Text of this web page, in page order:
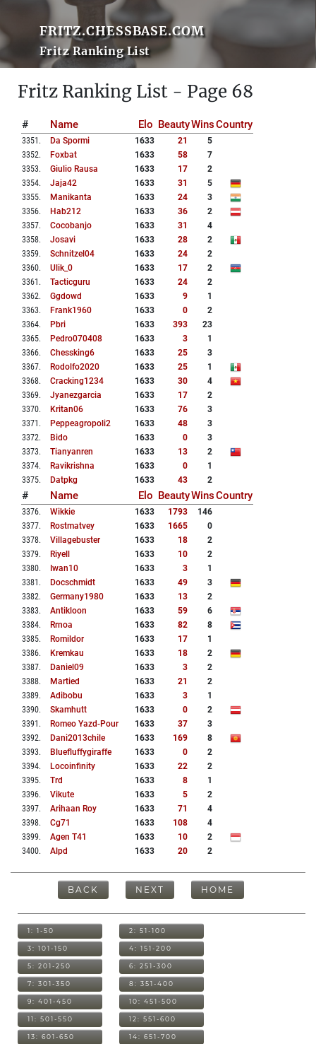
FRITZ.CHESSBASE.COM
Fritz Ranking List
Fritz Ranking List - Page 68
# Name Elo BeautyWinsCountry
3351 . Da Spormi 1633 21
5
3352. Foxbat 1633 58
7
3353. Giulio Rausa 1633 17
2
3354. Jaja42 1633 31
5
3355. Manikanta 1633 24
3
3356. Hab212 1633 36
2
3357. Cocobanjo 1633 31
4
3358. Josavi 1633 28
2
3359. Schnitzel04 1633 24
2
3360. Ulik_0 1633 17
2
3361 . Tacticguru 1633 24
2
3362. Ggdowd 1633 9
1
3363. Frank1960 1633 0
2
3364. Pbri 1633 393
23
3365. Pedro070408 1633 3
1
3366. Chessking6 1633 25
3
3367. Rodolfo2020 1633 25
1
3368. Cracking1234 1633 30
4
3369. Jyanezgarcia 1633 17
2
3370. Kritan06 1633 76
3
3371 . Peppeagropoli2 1633 48
3
3372. Bido 1633 0
3
3373. Tianyanren 1633 13
2
3374. Ravikrishna 1633 0
1
3375. Datpkg 1633 43 2
# Name Elo BeautyWinsCountry
3376. Wikkie 1633 1793
146
3377. Rostmatvey 1633 1665
0
3378. Villagebuster 1633 18
2
3379. Riyell 1633 10
2
3380. Iwan10 1633 3
1
3381 . Docschmidt 1633 49
3
3382. Germany1980 1633 13
2
3383. Antikloon 1633 59
6
3384. Rrnoa 1633 82
8
3385. Romildor 1633 17
1
3386. Kremkau 1633 18
2
3387. Daniel09 1633 3
2
3388. Martied 1633 21
2
3389. Adibobu 1633 3
1
3390. Skamhutt 1633 0
2
3391 . Romeo Yazd-Pour 1633 37
3
3392. Dani2013chile 1633 169
8
3393. Bluefluffygiraffe 1633 0
2
3394. Locoinfinity 1633 22
2
3395. Trd 1633 8
1
3396. Vikute 1633 5
2
3397. Arihaan Roy 1633 71
4
3398. Cg71 1633 108
4
3399. Agen T41 1633 10
2
3400. Alpd 1633 20 2
BACK NEXT HOME
1: 1-50 2: 51-100
3: 101-150 4: 151-200
5: 201-250 6: 251-300
7: 301-350 8: 351-400
9: 401-450 10: 451-500
11: 501-550 12: 551-600
13: 601-650 14: 651-700